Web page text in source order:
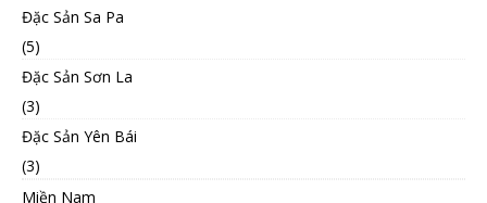
Đặc Sản Sa Pa
(5)
Đặc Sản Sơn La
(3)
Đặc Sản Yên Bái
(3)
Miền Nam